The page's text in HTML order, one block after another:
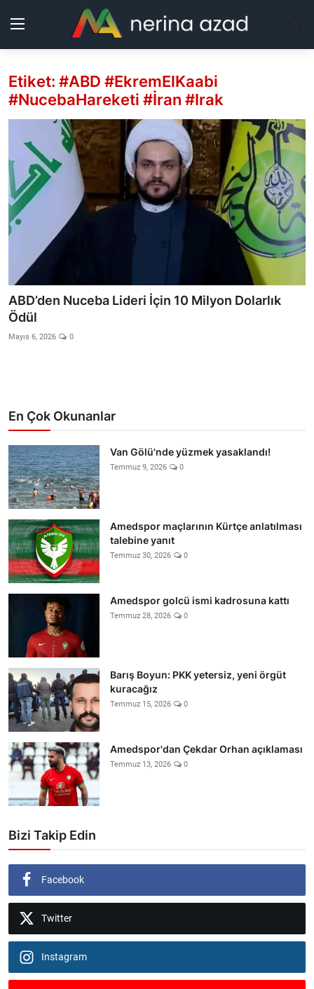
Kurdistan
Yaşam
Güncel
Analiz
Makaleler
Galeri
Video
İletişim
Türkçe Kurdi
Etiket: #ABD #EkremElKaabi
#NucebaHareketi #İran #Irak
ABD’den Nuceba Lideri İçin 10 Milyon Dolarlık
Ödül
Mayıs 6, 2026 0
En Çok Okunanlar
Van Gölü'nde yüzmek yasaklandı!
Temmuz 9, 2026 0
Amedspor maçlarının Kürtçe anlatılması
talebine yanıt
Temmuz 30, 2026 0
Amedspor golcü ismi kadrosuna kattı
Temmuz 28, 2026 0
Barış Boyun: PKK yetersiz, yeni örgüt
kuracağız
Temmuz 15, 2026 0
Amedspor'dan Çekdar Orhan açıklaması
Temmuz 13, 2026 0
Bizi Takip Edin
Facebook
Twitter
Instagram